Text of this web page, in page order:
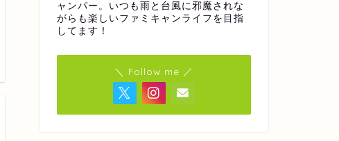
ャンパー。いつも雨と台風に邪魔されな
がらも楽しいファミキャンライフを目指
してます！
＼ Follow me ／